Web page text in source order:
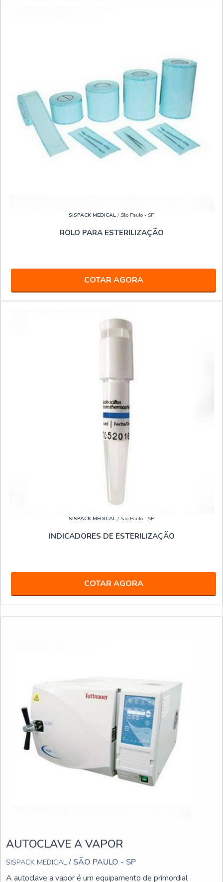
SISPACK MEDICAL / São Paulo - SP
ROLO PARA ESTERILIZAÇÃO
COTAR AGORA
SISPACK MEDICAL / São Paulo - SP
INDICADORES DE ESTERILIZAÇÃO
COTAR AGORA
AUTOCLAVE A VAPOR
SISPACK MEDICAL / SÃO PAULO - SP
A autoclave a vapor é um equipamento de primordial